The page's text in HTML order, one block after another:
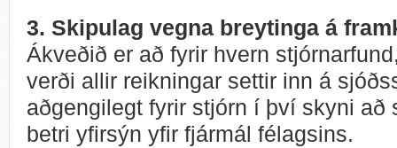
3. Skipulag vegna breytinga á
Ákveðið er að fyrir hvern
verði allir reikningar settir inn á
aðgengilegt fyrir stjórn í því skyni að
betri yfirsýn yfir fjármál félagsins.